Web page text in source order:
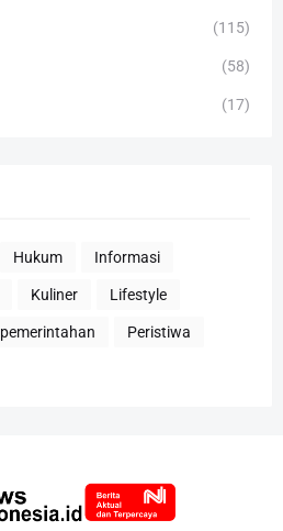
(115)
(58)
(17)
Hukum Informasi
Kuliner Lifestyle
pemerintahan Peristiwa